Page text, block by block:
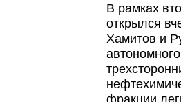
В рамках
открылся
Хамитов и